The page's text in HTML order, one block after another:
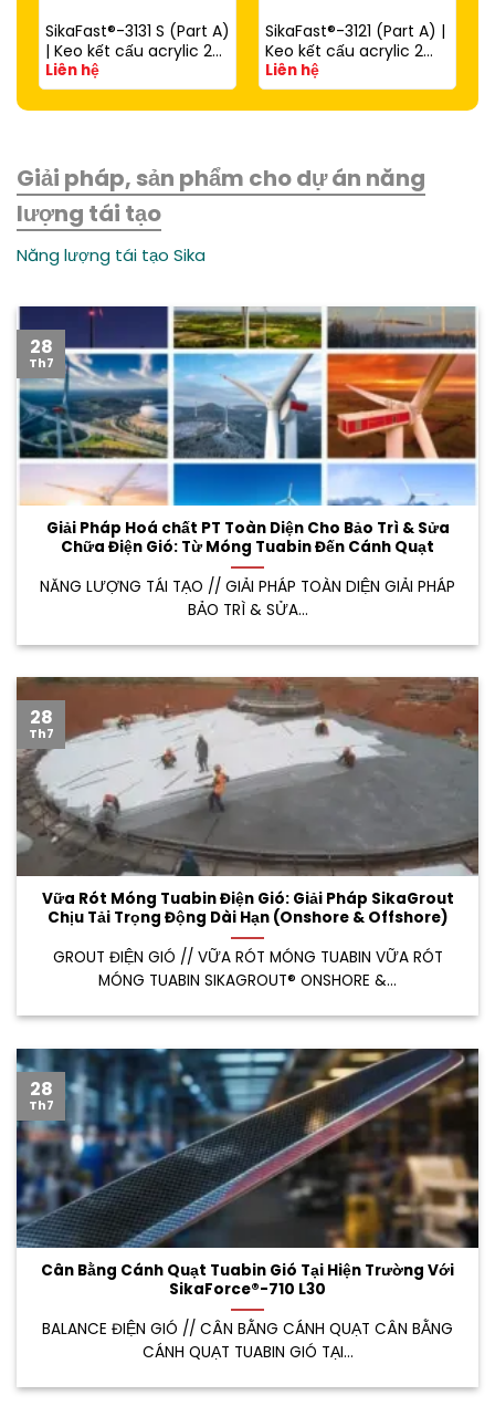
SikaFast®-3131 S (Part A)
| Keo kết cấu acrylic 2
thành phần đóng rắn
nhanh dùng với
SikaFast®-3081 N (Part
Liên hệ
SikaFast®-3121 (Part A) |
Keo kết cấu acrylic 2
thành phần đóng rắn
nhanh (dùng với
SikaFast®-3081 N Part B)
Liên hệ
Giải pháp, sản phẩm cho dự án năng
lượng tái tạo
Năng lượng tái tạo Sika
Giải Pháp Hoá chất PT Toàn Diện Cho Bảo Trì & Sửa
Chữa Điện Gió: Từ Móng Tuabin Đến Cánh Quạt
NĂNG LƯỢNG TÁI TẠO // GIẢI PHÁP TOÀN DIỆN GIẢI PHÁP
BẢO TRÌ & SỬA...
28
Th7
Vữa Rót Móng Tuabin Điện Gió: Giải Pháp SikaGrout
Chịu Tải Trọng Động Dài Hạn (Onshore & Offshore)
GROUT ĐIỆN GIÓ // VỮA RÓT MÓNG TUABIN VỮA RÓT
MÓNG TUABIN SIKAGROUT® ONSHORE &...
28
Th7
Cân Bằng Cánh Quạt Tuabin Gió Tại Hiện Trường Với
SikaForce®-710 L30
BALANCE ĐIỆN GIÓ // CÂN BẰNG CÁNH QUẠT CÂN BẰNG
CÁNH QUẠT TUABIN GIÓ TẠI...
28
Th7